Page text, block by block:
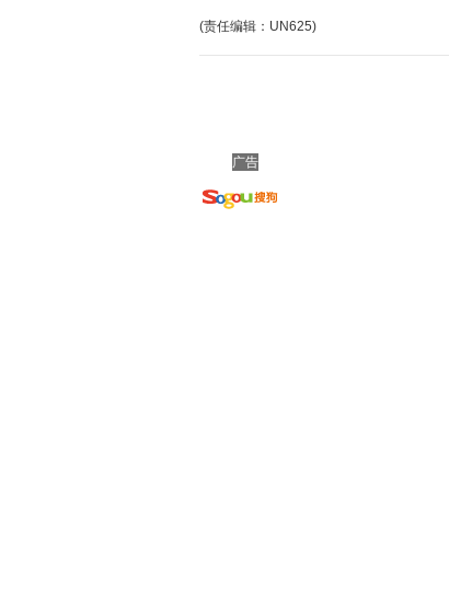
(责任编辑：UN625)
广告